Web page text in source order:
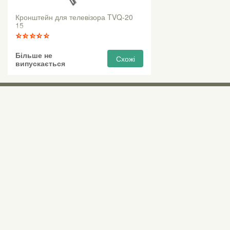
Кронштейн для телевізора TVQ-20
15
Більше не
випускається
Схожі